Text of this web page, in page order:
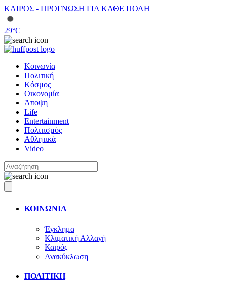
ΚΑΙΡΟΣ - ΠΡΟΓΝΩΣΗ ΓΙΑ ΚΑΘΕ ΠΟΛΗ
29°C
Κοινωνία
Πολιτική
Κόσμος
Οικονομία
Άποψη
Life
Entertainment
Πολιτισμός
Αθλητικά
Video
ΚΟΙΝΩΝΙΑ
Έγκλημα
Κλιματική Αλλαγή
Καιρός
Ανακύκλωση
ΠΟΛΙΤΙΚΗ